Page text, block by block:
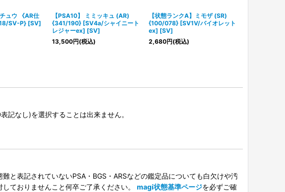
ュウ 《AR仕
SV-P} [SV]
【PSA10】 ミミッキュ (AR)
{341/190} [SV4a/シャイニート
レジャーex] [SV]
13,500円(税込)
【状態ランクA】ミモザ (SR)
{100/078} [SV1V/バイオレット
ex] [SV]
2,680円(税込)
記なし)を選択することは出来ません。
と表記されていないPSA・BGS・ARSなどの鑑定品についても白欠けや汚
ておりませんこと何卒ご了承ください。 magi状態基準ページを必ずご確